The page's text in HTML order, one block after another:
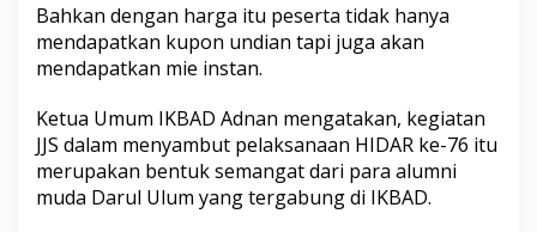
Bahkan dengan harga itu peserta tidak hanya
mendapatkan kupon undian tapi juga akan
mendapatkan mie instan.
Ketua Umum IKBAD Adnan mengatakan, kegiatan
JJS dalam menyambut pelaksanaan HIDAR ke-76 itu
merupakan bentuk semangat dari para alumni
muda Darul Ulum yang tergabung di IKBAD.